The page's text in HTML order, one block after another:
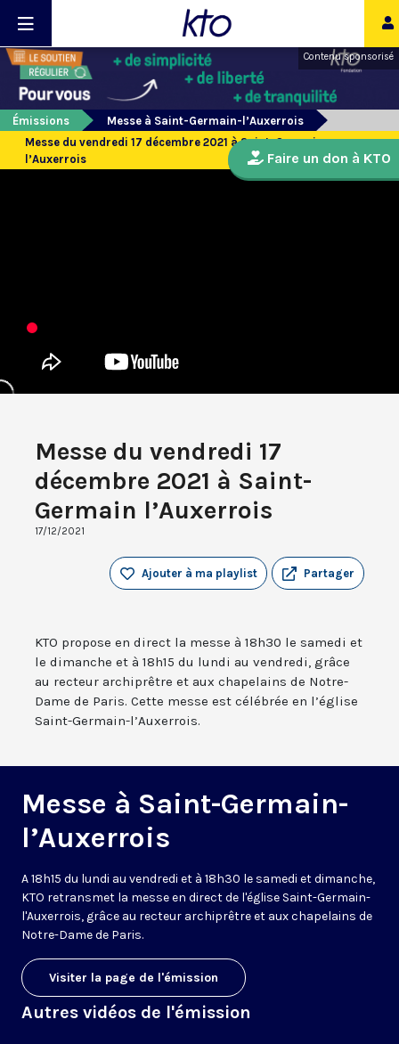
Contenu sponsorisé
Émissions
Messe à Saint-Germain-l’Auxerrois
Messe du vendredi 17 décembre 2021 à Saint-Germain
l’Auxerrois
Messe du vendredi 17
décembre 2021 à Saint-
Germain l’Auxerrois
17/12/2021
Partager
Ajouter à ma playlist
KTO propose en direct la messe à 18h30 le samedi et
le dimanche et à 18h15 du lundi au vendredi, grâce
au recteur archiprêtre et aux chapelains de Notre-
Dame de Paris. Cette messe est célébrée en l’église
Saint-Germain-l’Auxerrois.
Messe à Saint-Germain-
l’Auxerrois
A 18h15 du lundi au vendredi et à 18h30 le samedi et dimanche,
KTO retransmet la messe en direct de l'église Saint-Germain-
l'Auxerrois, grâce au recteur archiprêtre et aux chapelains de
Notre-Dame de Paris.
Visiter la page de l'émission
Autres vidéos de l'émission
Faire un don à KTO